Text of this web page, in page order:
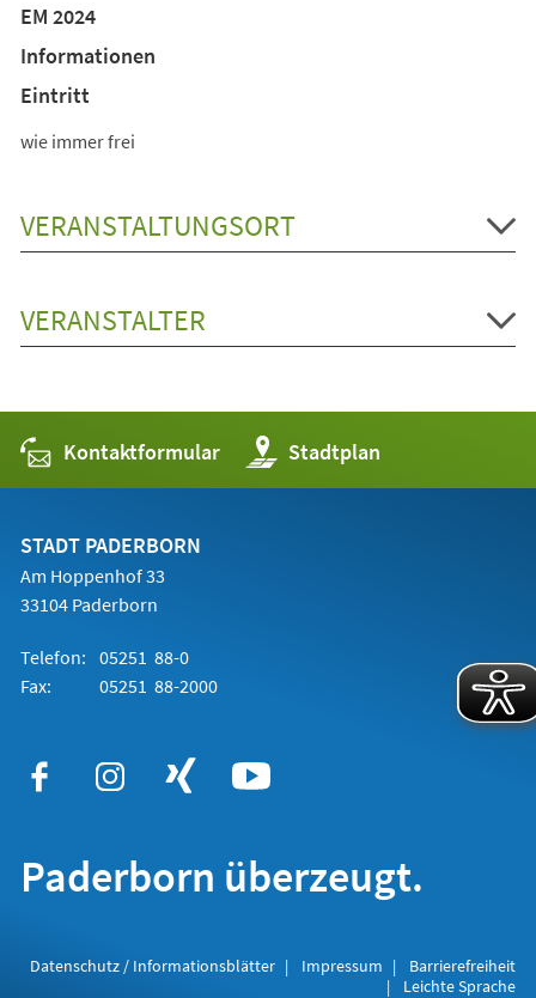
EM 2024
Informationen
Eintritt
wie immer frei
VERANSTALTUNGSORT
VERANSTALTER
Kontaktformular Stadtplan
(Öffnet
in
einem
STADT PADERBORN
Am Hoppenhof 33
33104 Paderborn
Telefon: 05251 88-0
Fax:
05251 88-2000
Paderborn überzeugt.
Datenschutz / Informationsblätter Impressum
Barrierefreiheit
Leichte Sprache